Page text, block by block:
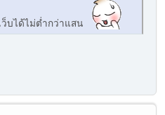
ว็บได้ไม่ต่ำกว่าแสน